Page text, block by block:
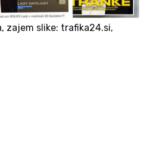
zajem slike: trafika24.si,